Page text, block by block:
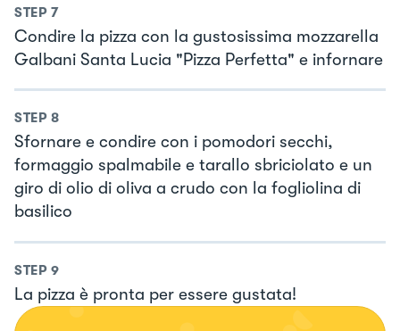
STEP 7
Condire la pizza con la gustosissima mozzarella
Galbani Santa Lucia "Pizza Perfetta" e infornare
STEP 8
Sfornare e condire con i pomodori secchi,
formaggio spalmabile e tarallo sbriciolato e un
giro di olio di oliva a crudo con la fogliolina di
basilico
STEP 9
La pizza è pronta per essere gustata!